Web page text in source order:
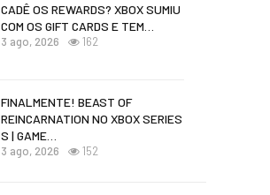
CADÊ OS REWARDS? XBOX SUMIU
COM OS GIFT CARDS E TEM…
3 ago, 2026 162
FINALMENTE! BEAST OF
REINCARNATION NO XBOX SERIES
S | GAME…
3 ago, 2026 152